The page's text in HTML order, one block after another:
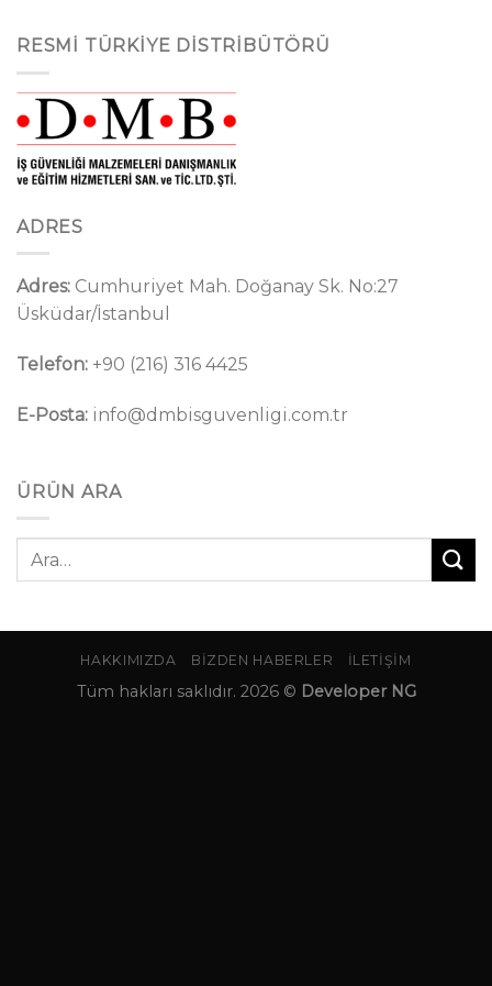
RESMI TÜRKIYE DISTRIBÜTÖRÜ
ADRES
Adres: Cumhuriyet Mah. Doğanay Sk. No:27
Üsküdar/İstanbul
Telefon: +90 (216) 316 4425
E-Posta: info@dmbisguvenligi.com.tr
ÜRÜN ARA
Ara:
HAKKIMIZDA BIZDEN HABERLER İLETIŞIM
Tüm hakları saklıdır. 2026 © Developer NG